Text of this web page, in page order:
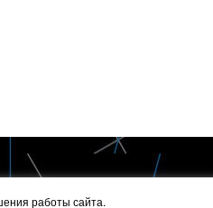
работы сайта.